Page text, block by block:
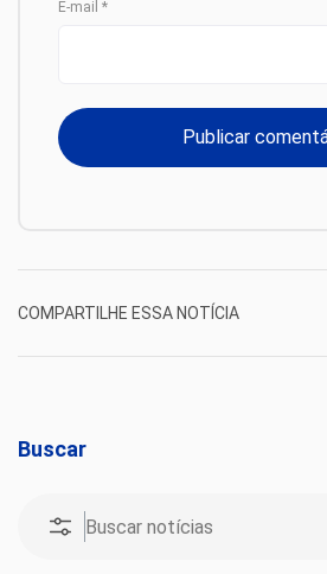
E-mail *
COMPARTILHE ESSA NOTÍCIA
Buscar